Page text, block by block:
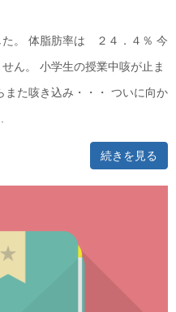
。 体脂肪率は ２４．４％ 今
ん。 小学生の授業中咳が止ま
また咳き込み・・・ ついに向か
続きを見る